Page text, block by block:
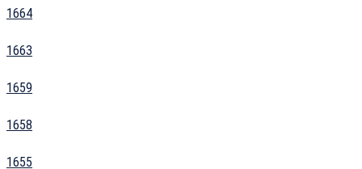
1664
1663
1659
1658
1655